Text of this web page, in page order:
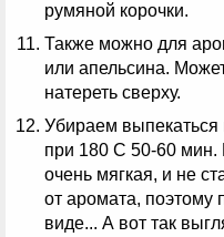
румяной корочки.
Также можно для
или апельсина.
натереть сверху.
Убираем выпекаться
при 180 С 50-60 мин.
очень мягкая, и не
от аромата, поэтому
виде... А вот так